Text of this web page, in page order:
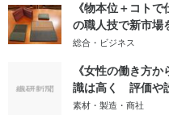
《物本位＋コト
の職人技で新市場
総合・ビジネス
《女性の働き方
識は高く 評価や
素材・製造・商社